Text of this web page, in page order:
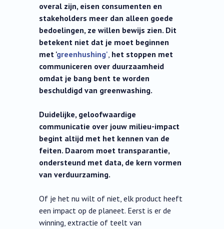
overal zijn, eisen consumenten en
stakeholders meer dan alleen goede
bedoelingen, ze willen bewijs zien. Dit
betekent niet dat je moet beginnen
met 'greenhushing', het stoppen met
communiceren over duurzaamheid
omdat je bang bent te worden
beschuldigd van greenwashing.
Duidelijke, geloofwaardige
communicatie over jouw milieu-impact
begint altijd met het kennen van de
feiten. Daarom moet transparantie,
ondersteund met data, de kern vormen
van verduurzaming.
Of je het nu wilt of niet, elk product heeft
een impact op de planeet. Eerst is er de
winning, extractie of teelt van